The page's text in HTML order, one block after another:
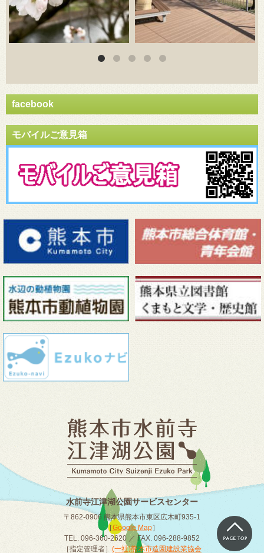
facebook
モバイルご意見箱
水前寺江津湖公園サービスセンター
〒862-0906 熊本県熊本市東区広木町935-1
［Google Map］
TEL. 096-360-2620 ／ FAX. 096-288-9852
［指定管理者］ (一社)熊本市造園建設業協会